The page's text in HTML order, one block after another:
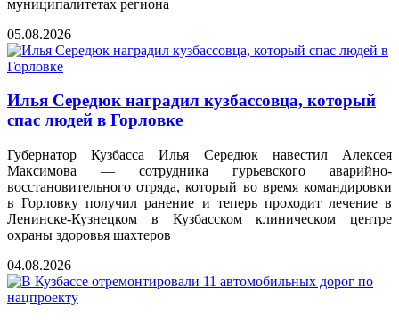
муниципалитетах региона
05.08.2026
Илья Середюк наградил кузбассовца, который
спас людей в Горловке
Губернатор Кузбасса Илья Середюк навестил Алексея
Максимова — сотрудника гурьевского аварийно-
восстановительного отряда, который во время командировки
в Горловку получил ранение и теперь проходит лечение в
Ленинске-Кузнецком в Кузбасском клиническом центре
охраны здоровья шахтеров
04.08.2026